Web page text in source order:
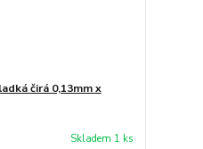
čirá 0,13mm x
Skladem 1 ks